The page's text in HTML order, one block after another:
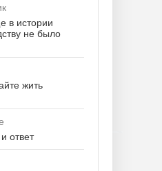
в истории
не было
жить
ответ